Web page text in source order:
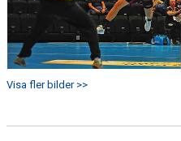
Visa fler bilder >>